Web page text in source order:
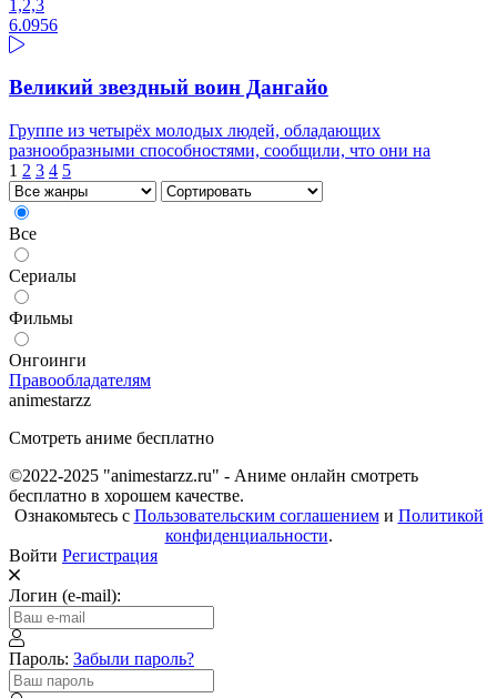
1,2,3
6.0956
Великий звездный воин Дангайо
Группе из четырёх молодых людей, обладающих
разнообразными способностями, сообщили, что они на
1 2 3 4 5
Все
Сериалы
Фильмы
Онгоинги
Правообладателям
animestarzz
Смотреть аниме бесплатно
©2022-2025 "animestarzz.ru" - Аниме онлайн смотреть
бесплатно в хорошем качестве.
Ознакомьтесь с Пользовательским соглашениеми Политикой
конфиденциальности.
Войти Регистрация
Логин (e-mail):
Пароль: Забыли пароль?